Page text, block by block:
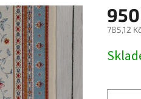
785,12
cena: